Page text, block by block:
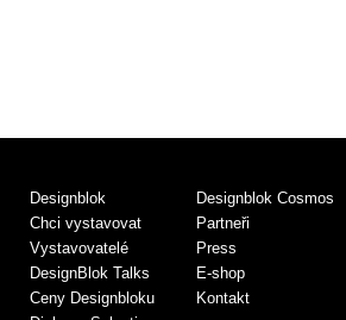
Designblok
Chci vystavovat
Vystavovatelé
DesignBlok Talks
Ceny Designbloku
Designblok Cosmos
Partneři
Press
E-shop
Kontakt